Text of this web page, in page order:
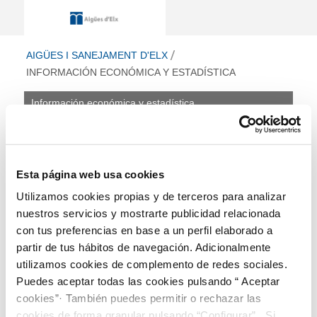
Esta página web usa cookies
Utilizamos cookies propias y de terceros para analizar
nuestros servicios y mostrarte publicidad relacionada
con tus preferencias en base a un perfil elaborado a
partir de tus hábitos de navegación. Adicionalmente
utilizamos cookies de complemento de redes sociales.
Puedes aceptar todas las cookies pulsando “ Aceptar
cookies”· También puedes permitir o rechazar las
Información económica y estadística
AIGÜES I SANEJAMENT D'ELX
INFORMACIÓN ECONÓMICA Y ESTADÍSTICA
Información económica y estadística
Información económica
Este apartado incluye información de presupuestos,
cuentas anuales e informes de auditorías así como
información estadística disponible sobre la calidad del
servicio.
Presupuesto anual
Retribuciones de altos cargos
Cuentas anuales e informes de auditoría
Calidad y grado de cumplimiento de los servicios